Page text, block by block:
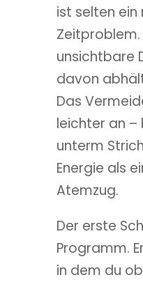
ist selten ein
Zeitproblem.
unsichtbare
davon
Das
leichter an
unterm
Energie als
Atemzug.
Der erste
Programm.
in dem du